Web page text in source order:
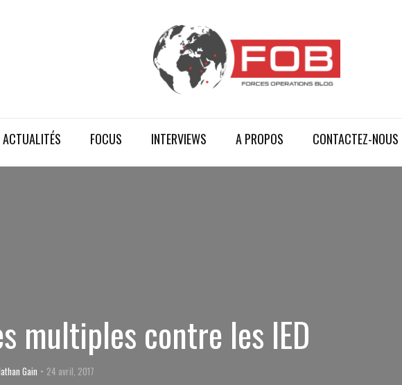
ACTUALITÉS FOCUS INTERVIEWS A PROPOS CONTACTEZ-NOUS
multiples contre les IED
Gain 24 avril, 2017